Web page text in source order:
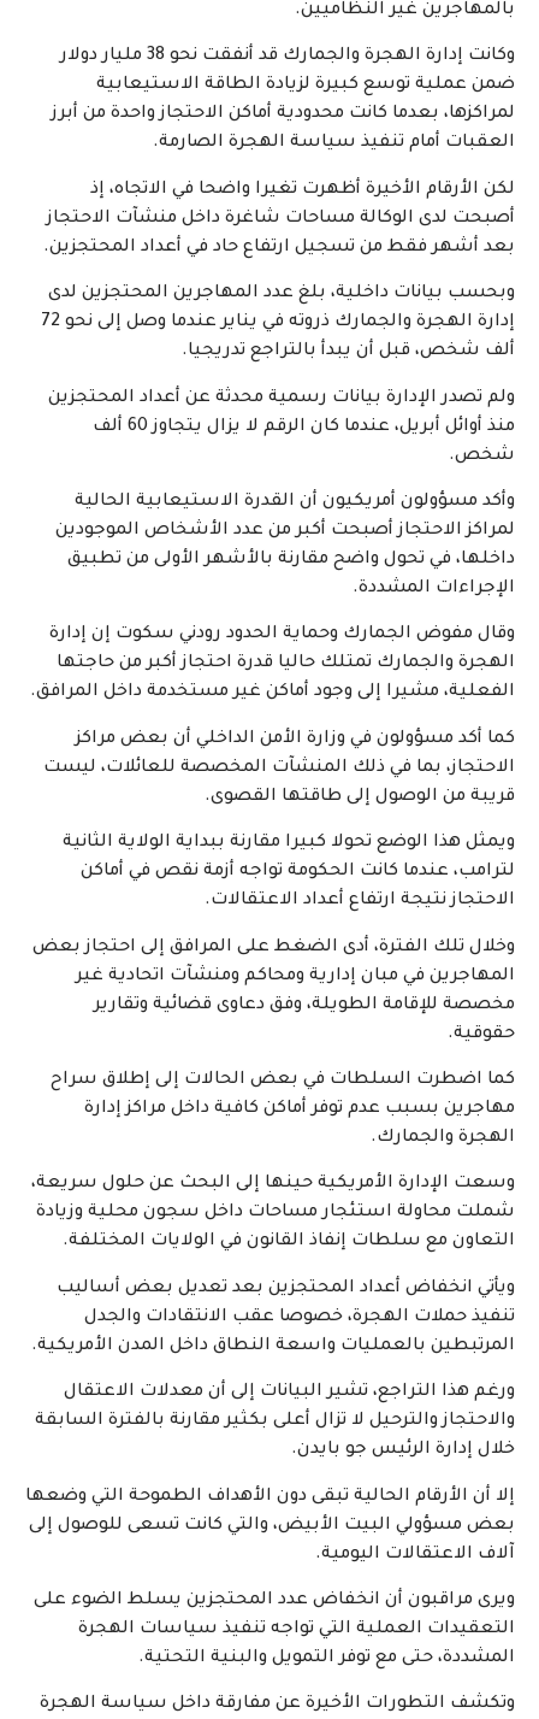
بالمهاجرين غير النظاميين.
وكانت إدارة الهجرة والجمارك قد أنفقت نحو 38 مليار دولار
ضمن عملية توسع كبيرة لزيادة الطاقة الاستيعابية
لمراكزها، بعدما كانت محدودية أماكن الاحتجاز واحدة من أبرز
العقبات أمام تنفيذ سياسة الهجرة الصارمة.
لكن الأرقام الأخيرة أظهرت تغيرا واضحا في الاتجاه، إذ
أصبحت لدى الوكالة مساحات شاغرة داخل منشآت الاحتجاز
بعد أشهر فقط من تسجيل ارتفاع حاد في أعداد المحتجزين.
وبحسب بيانات داخلية، بلغ عدد المهاجرين المحتجزين لدى
إدارة الهجرة والجمارك ذروته في يناير عندما وصل إلى نحو 72
ألف شخص، قبل أن يبدأ بالتراجع تدريجيا.
ولم تصدر الإدارة بيانات رسمية محدثة عن أعداد المحتجزين
منذ أوائل أبريل، عندما كان الرقم لا يزال يتجاوز 60 ألف
شخص.
وأكد مسؤولون أمريكيون أن القدرة الاستيعابية الحالية
لمراكز الاحتجاز أصبحت أكبر من عدد الأشخاص الموجودين
داخلها، في تحول واضح مقارنة بالأشهر الأولى من تطبيق
الإجراءات المشددة.
وقال مفوض الجمارك وحماية الحدود رودني سكوت إن إدارة
الهجرة والجمارك تمتلك حاليا قدرة احتجاز أكبر من حاجتها
الفعلية، مشيرا إلى وجود أماكن غير مستخدمة داخل المرافق.
كما أكد مسؤولون في وزارة الأمن الداخلي أن بعض مراكز
الاحتجاز، بما في ذلك المنشآت المخصصة للعائلات، ليست
قريبة من الوصول إلى طاقتها القصوى.
ويمثل هذا الوضع تحولا كبيرا مقارنة ببداية الولاية الثانية
لترامب، عندما كانت الحكومة تواجه أزمة نقص في أماكن
الاحتجاز نتيجة ارتفاع أعداد الاعتقالات.
وخلال تلك الفترة، أدى الضغط على المرافق إلى احتجاز بعض
المهاجرين في مبان إدارية ومحاكم ومنشآت اتحادية غير
مخصصة للإقامة الطويلة، وفق دعاوى قضائية وتقارير
حقوقية.
كما اضطرت السلطات في بعض الحالات إلى إطلاق سراح
مهاجرين بسبب عدم توفر أماكن كافية داخل مراكز إدارة
الهجرة والجمارك.
وسعت الإدارة الأمريكية حينها إلى البحث عن حلول سريعة،
شملت محاولة استئجار مساحات داخل سجون محلية وزيادة
التعاون مع سلطات إنفاذ القانون في الولايات المختلفة.
ويأتي انخفاض أعداد المحتجزين بعد تعديل بعض أساليب
تنفيذ حملات الهجرة، خصوصا عقب الانتقادات والجدل
المرتبطين بالعمليات واسعة النطاق داخل المدن الأمريكية.
ورغم هذا التراجع، تشير البيانات إلى أن معدلات الاعتقال
والاحتجاز والترحيل لا تزال أعلى بكثير مقارنة بالفترة السابقة
خلال إدارة الرئيس جو بايدن.
إلا أن الأرقام الحالية تبقى دون الأهداف الطموحة التي وضعها
بعض مسؤولي البيت الأبيض، والتي كانت تسعى للوصول إلى
آلاف الاعتقالات اليومية.
ويرى مراقبون أن انخفاض عدد المحتجزين يسلط الضوء على
التعقيدات العملية التي تواجه تنفيذ سياسات الهجرة
المشددة، حتى مع توفر التمويل والبنية التحتية.
وتكشف التطورات الأخيرة عن مفارقة داخل سياسة الهجرة